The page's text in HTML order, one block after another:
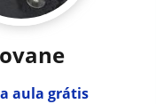
aula grátis